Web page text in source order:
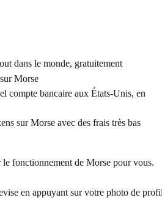
dans le monde, gratuitement
Morse
compte bancaire aux États-Unis, en
sur Morse avec des frais très bas
fonctionnement de Morse pour vous.
en appuyant sur votre photo de profil